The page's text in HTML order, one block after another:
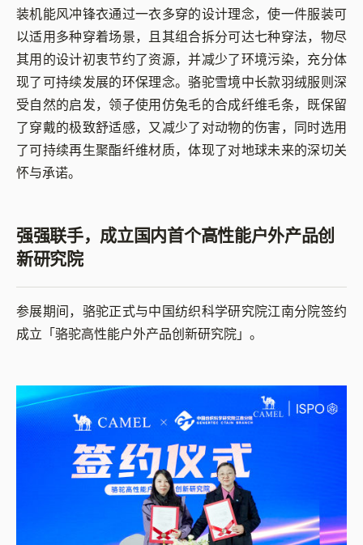
装机能风冲锋衣通过一衣多穿的设计理念，使一件服装可
以适用多种穿着场景，且其组合拆分可达七种穿法，物尽
其用的设计初衷节约了资源，并减少了环境污染，充分体
现了可持续发展的环保理念。骆驼雪境中长款羽绒服则深
受自然的启发，领子使用仿兔毛的合成纤维毛条，既保留
了穿戴的极致舒适感，又减少了对动物的伤害，同时选用
了可持续再生聚酯纤维材质，体现了对地球未来的深切关
怀与承诺。
强强联手，成立国内首个高性能户外产品创
新研究院
参展期间，骆驼正式与中国纺织科学研究院江南分院签约
成立「骆驼高性能户外产品创新研究院」。